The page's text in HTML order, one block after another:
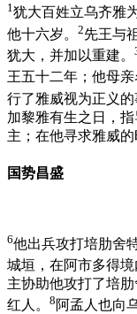
1犹大百姓立乌齐雅
他十六岁。 2先王与
犹大，并加以重建。
王五十二年；他母亲
行了雅威视为正义的
加黎雅有生之日，
主；在他寻求雅威
国势昌盛
6他出兵攻打培肋舍
城垣，在阿市多得境
主协助他攻打了培
红人。 8 阿孟人也向